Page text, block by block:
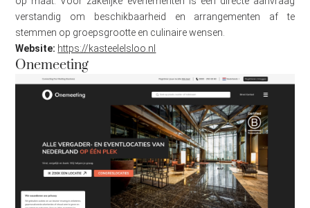
verstandig om beschikbaarheid en arrangementen af te
stemmen op groepsgrootte en culinaire wensen.
Website: https://kasteelelsloo.nl
Onemeeting